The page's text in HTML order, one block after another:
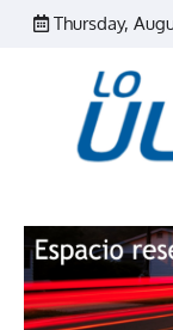
Skip
Thursday,